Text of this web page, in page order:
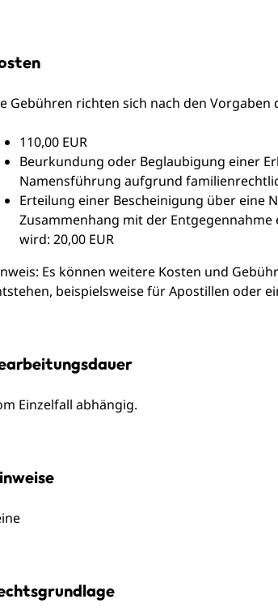
Gebühren richten sich nach den Vorgaben
110,00 EUR
Beurkundung oder Beglaubigung einer
Namensführung aufgrund
Erteilung einer Bescheinigung über eine
Zusammenhang mit der
wird: 20,00 EUR
Es können weitere Kosten und
beispielsweise für Apostillen oder
Einzelfall abhängig.